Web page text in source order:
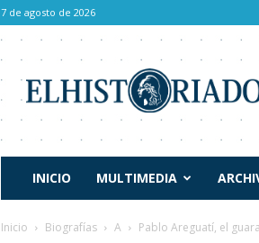
7 de agosto de 2026
Historiador
INICIO MULTIMEDIA
Inicio Biografías A Pablo Areguatí, el